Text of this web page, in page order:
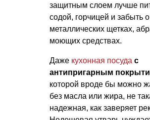
защитным слоем лучше
содой, горчицей и забыть о
металлических щетках,
моющих средствах.
Даже кухонная посуда с
антипригарным
которой вроде бы можно
без масла или жира, не
надежная, как заверяет